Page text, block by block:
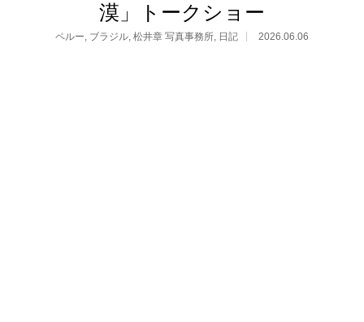
漠」トークショー
ペルー, ブラジル, 松井章 写真事務所, 日記 2026.06.06